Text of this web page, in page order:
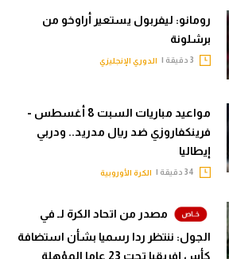
رومانو: ليفربول يستعير أراوخو من
برشلونة
الدوري الإنجليزي
مواعيد مباريات السبت 8 أغسطس -
فرينكفاروزي ضد ريال مدريد.. ودربي
إيطاليا
الكرة الأوروبية
مصدر من اتحاد الكرة لـ في
الجول: ننتظر ردا رسميا بشأن استضافة
كأس إفريقيا تحت 23 عاما المؤهلة